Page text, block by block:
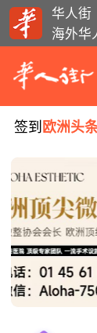
华人街
海外华
签到 欧洲头